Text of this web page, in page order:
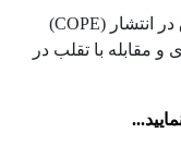
نشریه هیدرولیک تابع قوانین کمیتۀ اخلاق در انتشار (COPE)
و مقابله با تقلب در